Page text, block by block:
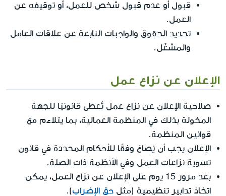
قبول أو عدم قبول شخص للعمل، أو توقيفه عن
العمل.
تحديد الحقوق والواجبات النابعة عن علاقات العامل
والمشغّل.
الإعلان عن نزاع عمل
صلاحية الإعلان عن نزاع عمل تُعطى قانونيًا للجهة
المخولة بذلك في المنظمة العمالية، بما يتلاءم مع
قوانين المنظمة.
الإعلان يجب أن يُصاغ وفقًا للأحكام المحددة في قانون
تسوية نزاعات العمل وفي الأنظمة ذات الصلة.
بعد مرور 15 يوم على الإعلان عن نزاع العمل، يمكن
اتخاذ تدابير تنظيمية (مثل حق الإضراب).